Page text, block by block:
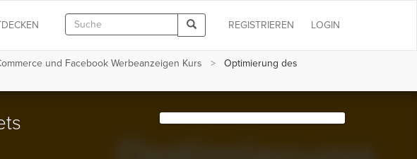
LOGIN
REGISTRIEREN
und Facebook Werbeanzeigen Kurs
Optimierung des